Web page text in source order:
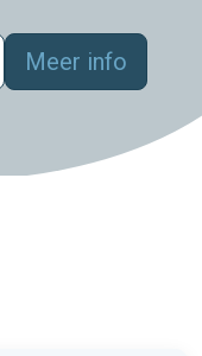
Meer info